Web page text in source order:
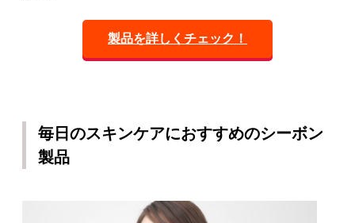
製品を詳しくチェック！
毎日のスキンケアにおすすめのシーボン
製品